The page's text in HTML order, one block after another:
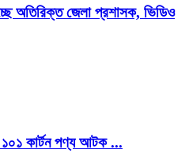
অতিরিক্ত জেলা প্রশাসক, ভিডিও
১০১ কার্টন পণ্য আটক ...